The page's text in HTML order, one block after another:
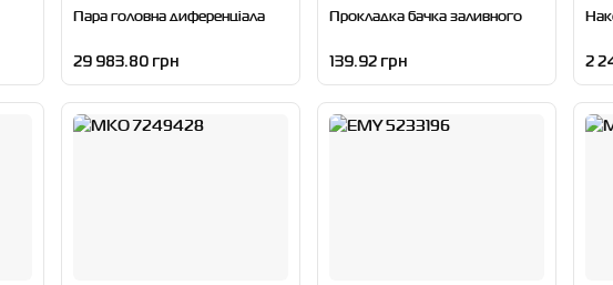
Пара головна диференціала
29 983.80 грн
Прокладка бачка заливного
139.92 грн 2